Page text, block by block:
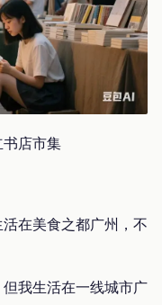
店市集
在美食之都广州，不
我生活在一线城市广